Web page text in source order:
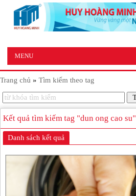
MENU
Trang chủ » Tìm kiếm theo tag
Kết quả tìm kiếm tag "dun ong cao su"
Danh sách kết quả